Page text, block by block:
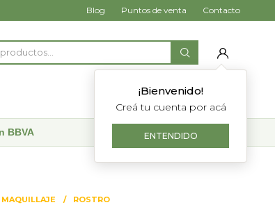
¡Bienvenido!
Creá tu cuenta por acá
ENTENDIDO
Blog Puntos de venta Contacto
BBVA
MAQUILLAJE ROSTRO